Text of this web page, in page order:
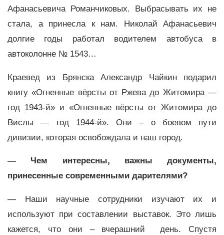
Афанасьевича Романчиковых. Выбрасывать их не
стала, а принесла к нам. Николай Афанасьевич
долгие годы работал водителем автобуса в
автоколонне № 1543…
Краевед из Брянска Александр Чайкин подарил
книгу «Огненные вёрсты от Ржева до Житомира —
год 1943-й» и «Огненные вёрсты от Житомира до
Вислы — год 1944-й». Они – о боевом пути
дивизии, которая освобождала и наш город.
— Чем интересны, важны документы,
принесенные современными дарителями?
— Наши научные сотрудники изучают их и
используют при составлении выставок. Это лишь
кажется, что они – вчерашний день. Спустя